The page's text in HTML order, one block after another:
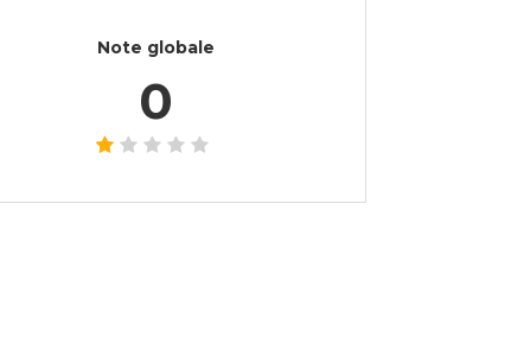
Note globale
0